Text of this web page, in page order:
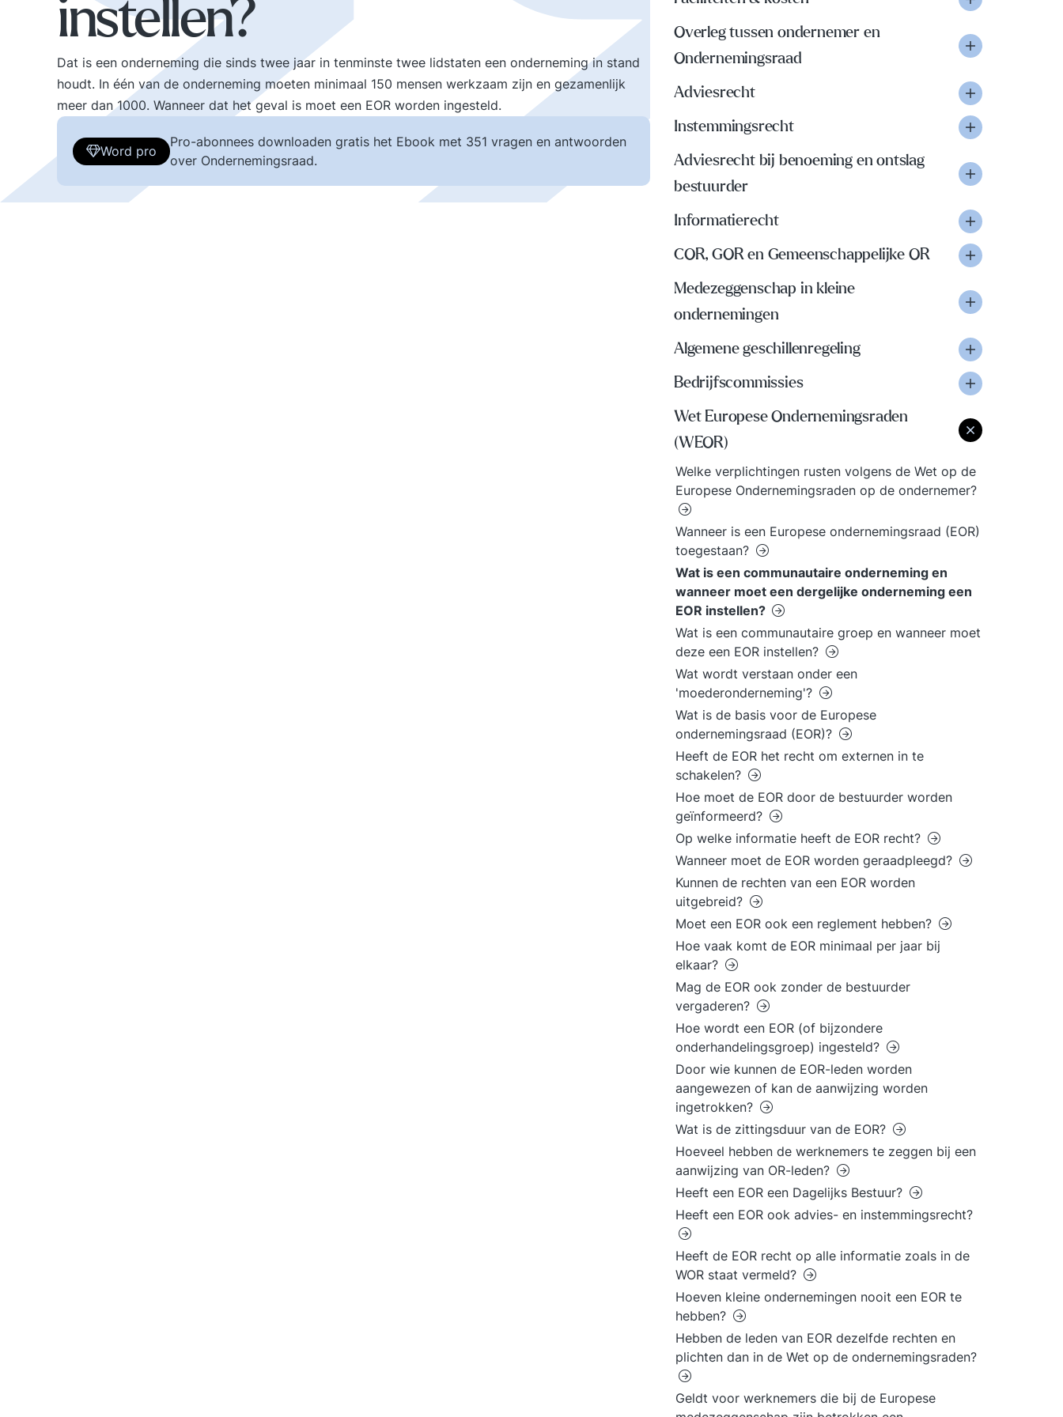
instellen?
Dat is een onderneming die sinds twee jaar in tenminste twee lidstaten een onderneming in stand
houdt. In één van de onderneming moeten minimaal 150 mensen werkzaam zijn en gezamenlijk
meer dan 1000. Wanneer dat het geval is moet een EOR worden ingesteld.
Word pro
Pro-abonnees downloaden gratis het Ebook met 351 vragen en antwoorden
over Ondernemingsraad.
Overleg tussen ondernemer en
Ondernemingsraad
Adviesrecht
Instemmingsrecht
Adviesrecht bij benoeming en ontslag
bestuurder
Informatierecht
COR, GOR en Gemeenschappelijke OR
Medezeggenschap in kleine
ondernemingen
Algemene geschillenregeling
Bedrijfscommissies
Wet Europese Ondernemingsraden
(WEOR)
Welke verplichtingen rusten volgens de Wet op de
Europese Ondernemingsraden op de ondernemer?
Wanneer is een Europese ondernemingsraad (EOR)
toegestaan?
Wat is een communautaire onderneming en
wanneer moet een dergelijke onderneming een
EOR instellen?
Wat is een communautaire groep en wanneer moet
deze een EOR instellen?
Wat wordt verstaan onder een
'moederonderneming'?
Wat is de basis voor de Europese
ondernemingsraad (EOR)?
Heeft de EOR het recht om externen in te
schakelen?
Hoe moet de EOR door de bestuurder worden
geïnformeerd?
Op welke informatie heeft de EOR recht?
Wanneer moet de EOR worden geraadpleegd?
Kunnen de rechten van een EOR worden
uitgebreid?
Moet een EOR ook een reglement hebben?
Hoe vaak komt de EOR minimaal per jaar bij
elkaar?
Mag de EOR ook zonder de bestuurder
vergaderen?
Hoe wordt een EOR (of bijzondere
onderhandelingsgroep) ingesteld?
Door wie kunnen de EOR-leden worden
aangewezen of kan de aanwijzing worden
ingetrokken?
Wat is de zittingsduur van de EOR?
Hoeveel hebben de werknemers te zeggen bij een
aanwijzing van OR-leden?
Heeft een EOR een Dagelijks Bestuur?
Heeft een EOR ook advies- en instemmingsrecht?
Heeft de EOR recht op alle informatie zoals in de
WOR staat vermeld?
Hoeven kleine ondernemingen nooit een EOR te
hebben?
Hebben de leden van EOR dezelfde rechten en
plichten dan in de Wet op de ondernemingsraden?
Geldt voor werknemers die bij de Europese